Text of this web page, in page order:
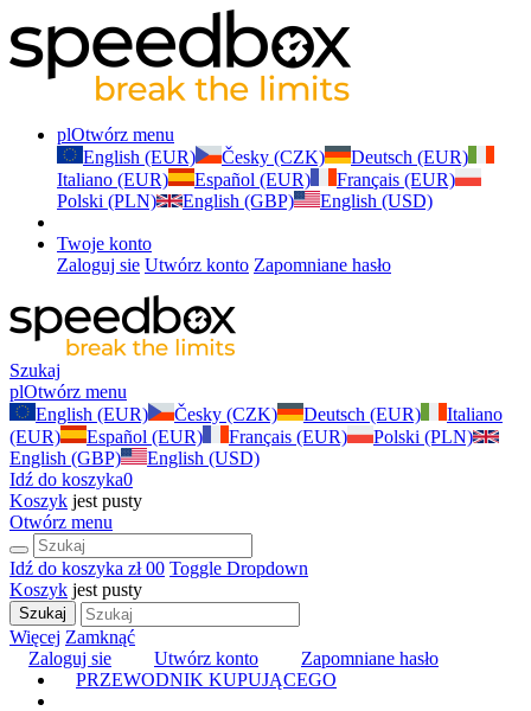
plOtwórz menu
English (EUR)
Česky (CZK)
Deutsch (EUR)
Italiano (EUR)
Español (EUR)
Français (EUR)
Polski (PLN)
English (GBP) English (USD)
Twoje konto
Zaloguj sie Utwórz konto Zapomniane hasło
Szukaj
plOtwórz menu
English (EUR)
Česky (CZK) Deutsch (EUR)
Italiano
(EUR)
Español (EUR) Français (EUR)
Polski (PLN)
English (GBP)
English (USD)
Idź do koszyka0
Koszyk jest pusty
Otwórz menu
Idź do koszyka zł 00 Toggle Dropdown
Koszyk jest pusty
Szukaj
Więcej Zamknąć
Zaloguj sie
Utwórz konto
Zapomniane hasło
PRZEWODNIK KUPUJĄCEGO